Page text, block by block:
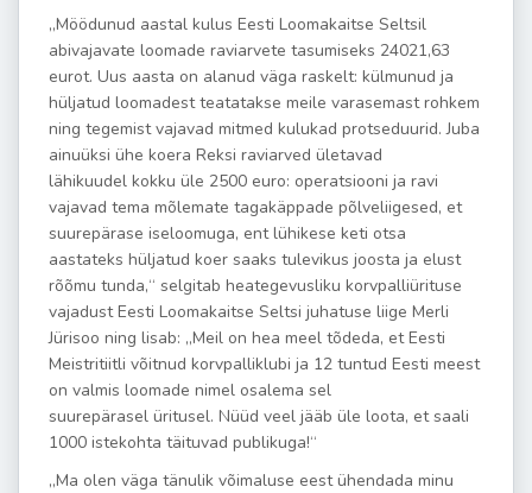
„Möödunud aastal kulus Eesti Loomakaitse Seltsil
abivajavate loomade raviarvete tasumiseks 24021,63
eurot. Uus aasta on alanud väga raskelt: külmunud ja
hüljatud loomadest teatatakse meile varasemast rohkem
ning tegemist vajavad mitmed kulukad protseduurid. Juba
ainuüksi ühe koera Reksi raviarved ületavad
lähikuudel kokku üle 2500 euro: operatsiooni ja ravi
vajavad tema mõlemate tagakäppade põlveliigesed, et
suurepärase iseloomuga, ent lühikese keti otsa
aastateks hüljatud koer saaks tulevikus joosta ja elust
rõõmu tunda,“ selgitab heategevusliku korvpalliürituse
vajadust Eesti Loomakaitse Seltsi juhatuse liige Merli
Jürisoo ning lisab: „Meil on hea meel tõdeda, et Eesti
Meistritiitli võitnud korvpalliklubi ja 12 tuntud Eesti meest
on valmis loomade nimel osalema sel
suurepärasel üritusel. Nüüd veel jääb üle loota, et saali
1000 istekohta täituvad publikuga!“
„Ma olen väga tänulik võimaluse eest ühendada minu